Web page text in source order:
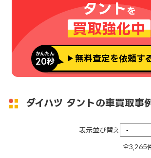
タントを
買取強化中
かんたん
20秒 無料査定を依頼す
ダイハツ タントの車買取事
表示並び替え
全3,265